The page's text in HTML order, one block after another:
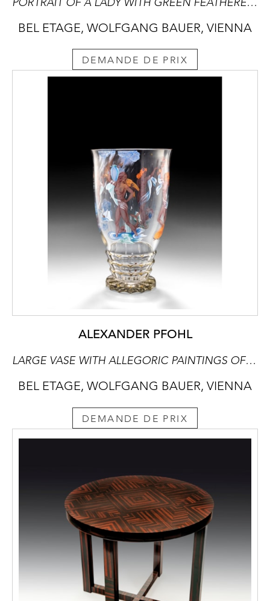
BEL ETAGE, WOLFGANG BAUER, VIENNA
DEMANDE DE PRIX
ALEXANDER PFOHL
LARGE VASE WITH ALLEGORIC PAINTINGS OF THE FOUR ELEMENTS
BEL ETAGE, WOLFGANG BAUER, VIENNA
DEMANDE DE PRIX